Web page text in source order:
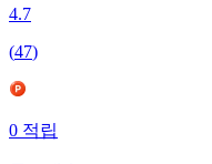
4.7
(47)
0적립